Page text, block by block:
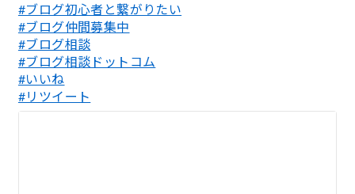
#ブログ初心者と繋がりたい
#ブログ仲間募集中
#ブログ相談
#ブログ相談ドットコム
#いいね
#リツイート